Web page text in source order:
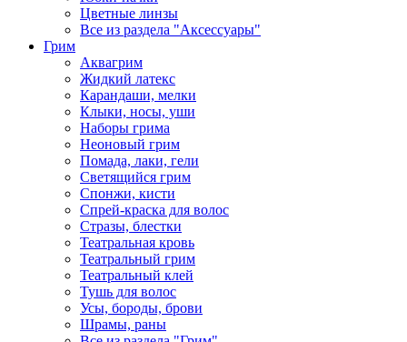
Цветные линзы
Все из раздела "Аксессуары"
Грим
Аквагрим
Жидкий латекс
Карандаши, мелки
Клыки, носы, уши
Наборы грима
Неоновый грим
Помада, лаки, гели
Светящийся грим
Спонжи, кисти
Спрей-краска для волос
Стразы, блестки
Театральная кровь
Театральный грим
Театральный клей
Тушь для волос
Усы, бороды, брови
Шрамы, раны